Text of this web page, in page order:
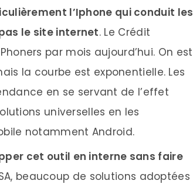
l’Iphone qui conduit les
le site internet. Le Crédit
par mois aujourd’hui. On est
la courbe est exponentielle. Les
en se servant de l’effet
universelles en les
notamment Android.
cet outil en interne sans faire
beaucoup de solutions adoptées